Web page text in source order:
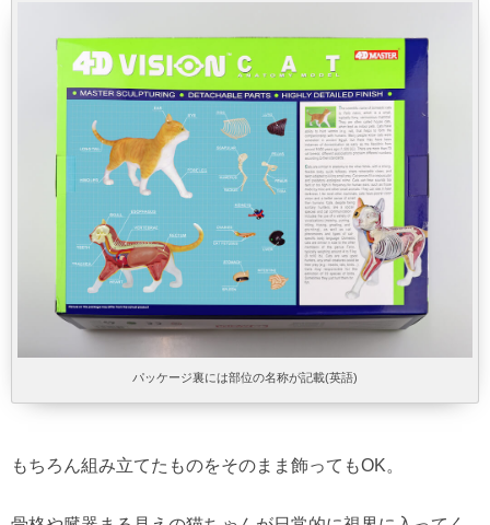
パッケージ裏には部位の名称が記載(英語)
もちろん組み立てたものをそのまま飾ってもOK。